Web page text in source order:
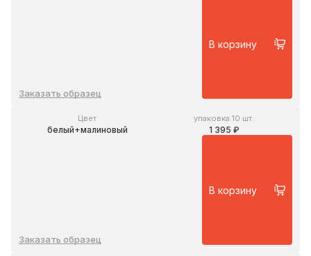
Заказать образец
В корзину
Цвет
белый+малиновый
упаковка 10 шт.
1 395 ₽
Заказать образец
В корзину